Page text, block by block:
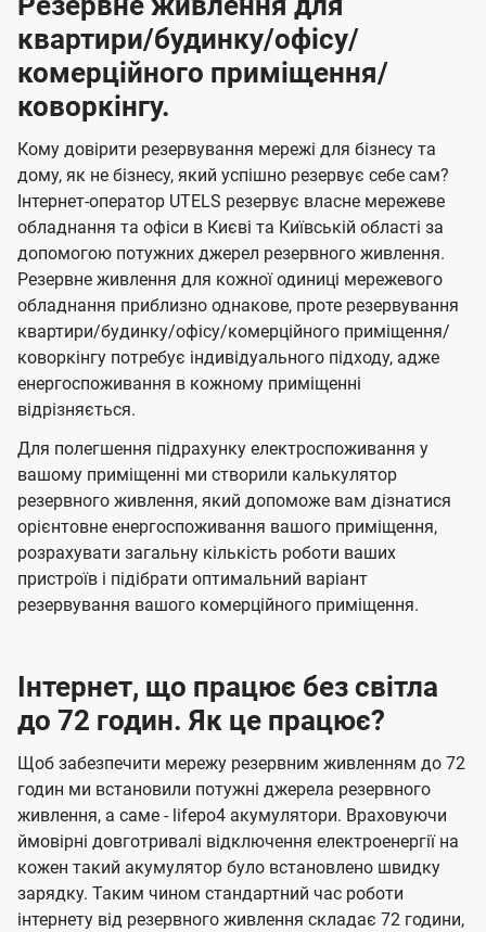
квартири/будинку/офісу/
комерційного приміщення/
коворкінгу.
Кому довірити резервування мережі для бізнесу та
дому, як не бізнесу, який успішно резервує себе сам?
Інтернет-оператор UTELS резервує власне мережеве
обладнання та офіси в Києві та Київській області за
допомогою потужних джерел резервного живлення.
Резервне живлення для кожної одиниці мережевого
обладнання приблизно однакове, проте резервування
квартири/будинку/офісу/комерційного приміщення/
коворкінгу потребує індивідуального підходу, адже
енергоспоживання в кожному приміщенні
відрізняється.
Для полегшення підрахунку електроспоживання у
вашому приміщенні ми створили калькулятор
резервного живлення, який допоможе вам дізнатися
орієнтовне енергоспоживання вашого приміщення,
розрахувати загальну кількість роботи ваших
пристроїв і підібрати оптимальний варіант
резервування вашого комерційного приміщення.
Інтернет, що працює без світла
до 72 годин. Як це працює?
Щоб забезпечити мережу резервним живленням до 72
годин ми встановили потужні джерела резервного
живлення, а саме - lifepo4 акумулятори. Враховуючи
ймовірні довготривалі відключення електроенергії на
кожен такий акумулятор було встановлено швидку
зарядку. Таким чином стандартний час роботи
інтернету від резервного живлення складає 72 години,